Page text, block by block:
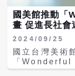
同輔導農村社
生讓居民更深
與文化打造為
舉辦多場特色
的頂長社區將
動」，活動中
國美館推動「
畫 促進長社會
2024/09/25
國立台灣美術
「Wonderful
齡計畫」，旨